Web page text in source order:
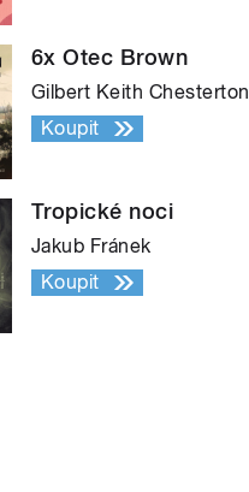
6x Otec Brown
Gilbert Keith Chesterton
Koupit
Tropické noci
Jakub Fránek
Koupit